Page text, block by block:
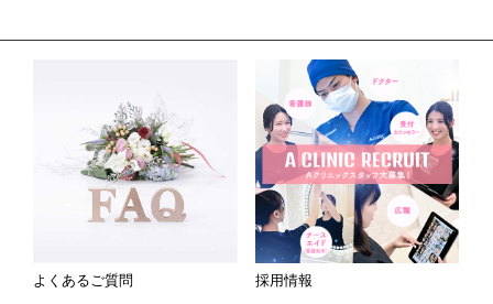
よくあるご質問 採用情報